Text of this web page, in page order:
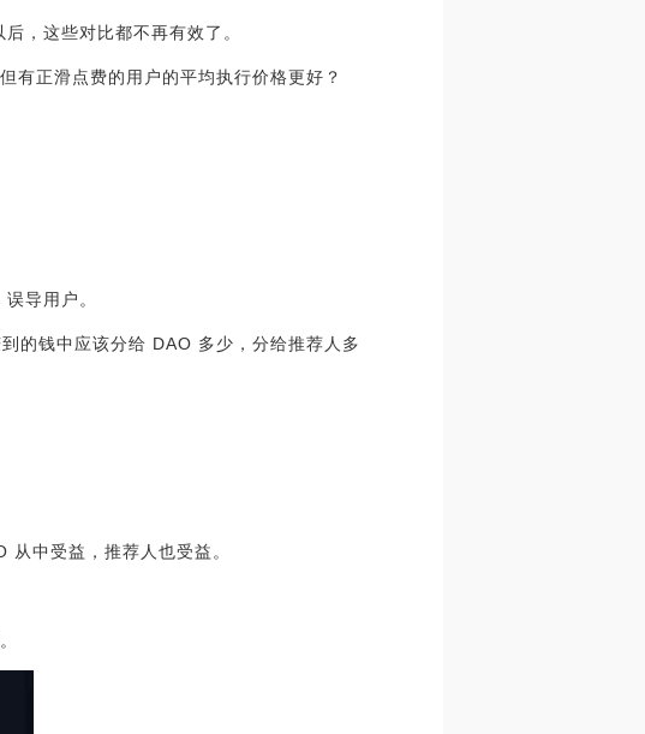
，这些对比都不再有效了。
有正滑点费的用户的平均执行价格更好？
导用户。
的钱中应该分给 DAO 多少，分给推荐人多
中受益，推荐人也受益。